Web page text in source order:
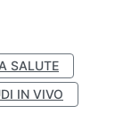
SALUTE
IN VIVO